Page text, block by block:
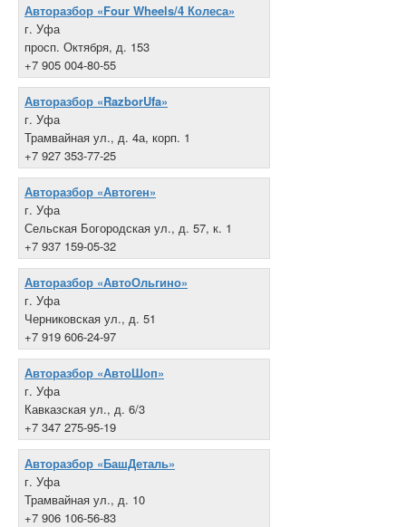
Авторазбор «Four Wheels/4 Колеса»
г. Уфа
просп. Октября, д. 153
+7 905 004-80-55
Авторазбор «RazborUfa»
г. Уфа
Трамвайная ул., д. 4а, корп. 1
+7 927 353-77-25
Авторазбор «Автоген»
г. Уфа
Сельская Богородская ул., д. 57, к. 1
+7 937 159-05-32
Авторазбор «АвтоОльгино»
г. Уфа
Черниковская ул., д. 51
+7 919 606-24-97
Авторазбор «АвтоШоп»
г. Уфа
Кавказская ул., д. 6/3
+7 347 275-95-19
Авторазбор «БашДеталь»
г. Уфа
Трамвайная ул., д. 10
+7 906 106-56-83